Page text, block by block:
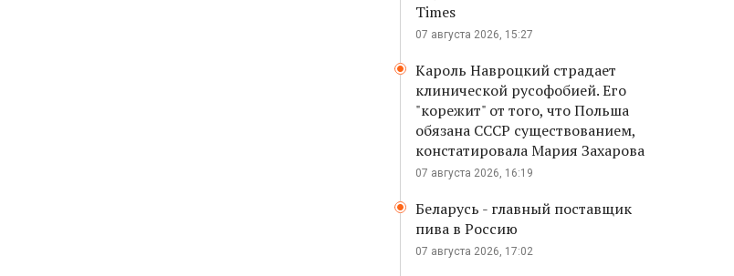
Times
07 августа 2026, 15:27
Кароль Навроцкий страдает
клинической русофобией. Его
"корежит" от того, что Польша
обязана СССР существованием,
констатировала Мария Захарова
07 августа 2026, 16:19
Беларусь - главный поставщик
пива в Россию
07 августа 2026, 17:02